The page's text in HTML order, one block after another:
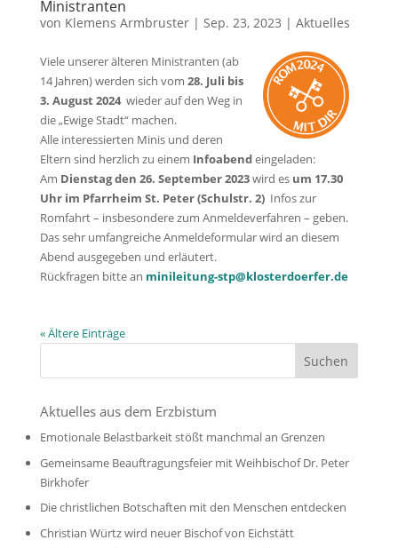
Ministranten
von Klemens Armbruster| Sep. 23, 2023 | Aktuelles
Viele unserer älteren Ministranten (ab
14 Jahren) werden sich vom 28. Juli bis
3. August 2024 wieder auf den Weg in
die „Ewige Stadt“ machen.
Alle interessierten Minis und deren
Eltern sind herzlich zu einem Infoabendeingeladen:
Am Dienstag den 26. September 2023wird es um 17.30
Uhr im Pfarrheim St. Peter (Schulstr. 2) Infos zur
Romfahrt – insbesondere zum Anmeldeverfahren – geben.
Das sehr umfangreiche Anmeldeformular wird an diesem
Abend ausgegeben und erläutert.
Rückfragen bitte an minileitung-stp@klosterdoerfer.de
« Ältere Einträge
Aktuelles aus dem Erzbistum
Emotionale Belastbarkeit stößt manchmal an Grenzen
Gemeinsame Beauftragungsfeier mit Weihbischof Dr. Peter
Birkhofer
Die christlichen Botschaften mit den Menschen entdecken
Christian Würtz wird neuer Bischof von Eichstätt